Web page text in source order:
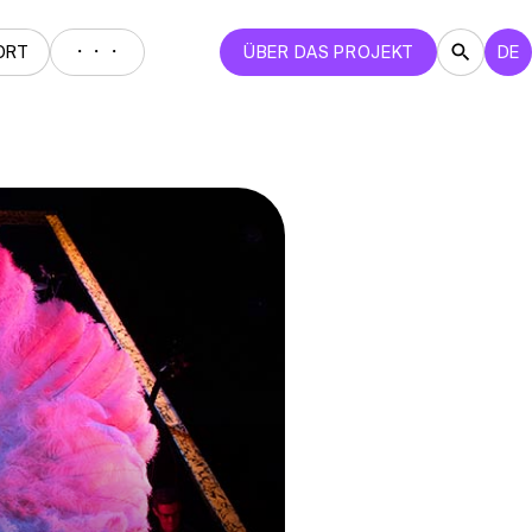
・・・ ÜBER DAS PROJEKT DE